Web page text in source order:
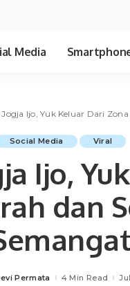
Media
Ijo, Yuk Keluar Dari
Social Media Viral
Ijo,
dan
Permata 4 Min Read